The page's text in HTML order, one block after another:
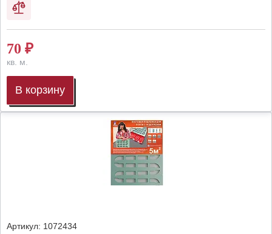
70 ₽
кв. м.
В корзину
Артикул: 1072434